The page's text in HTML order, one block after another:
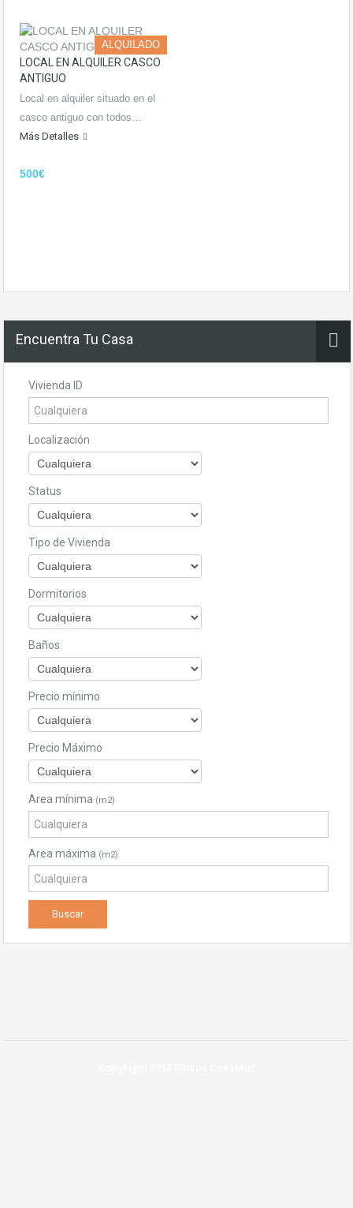
ALQUILADO
LOCAL EN ALQUILER CASCO
ANTIGUO
Local en alquiler situado en el
casco antiguo con todos…
Más Detalles
500€
Encuentra Tu Casa
Vivienda ID
Localización
Status
Tipo de Vivienda
Dormitorios
Baños
Precio mínimo
Precio Máximo
Area mínima (m2)
Area máxima (m2)